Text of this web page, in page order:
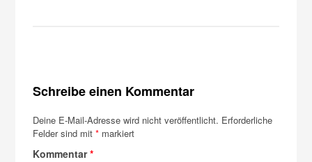
Schreibe einen Kommentar
Deine E-Mail-Adresse wird nicht veröffentlicht. Erforderliche
Felder sind mit* markiert
Kommentar*